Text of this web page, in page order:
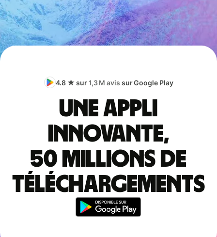
4.8 ★ sur1,3 M avis sur Google Play
Une appli
innovante,
50 millions de
téléchargements